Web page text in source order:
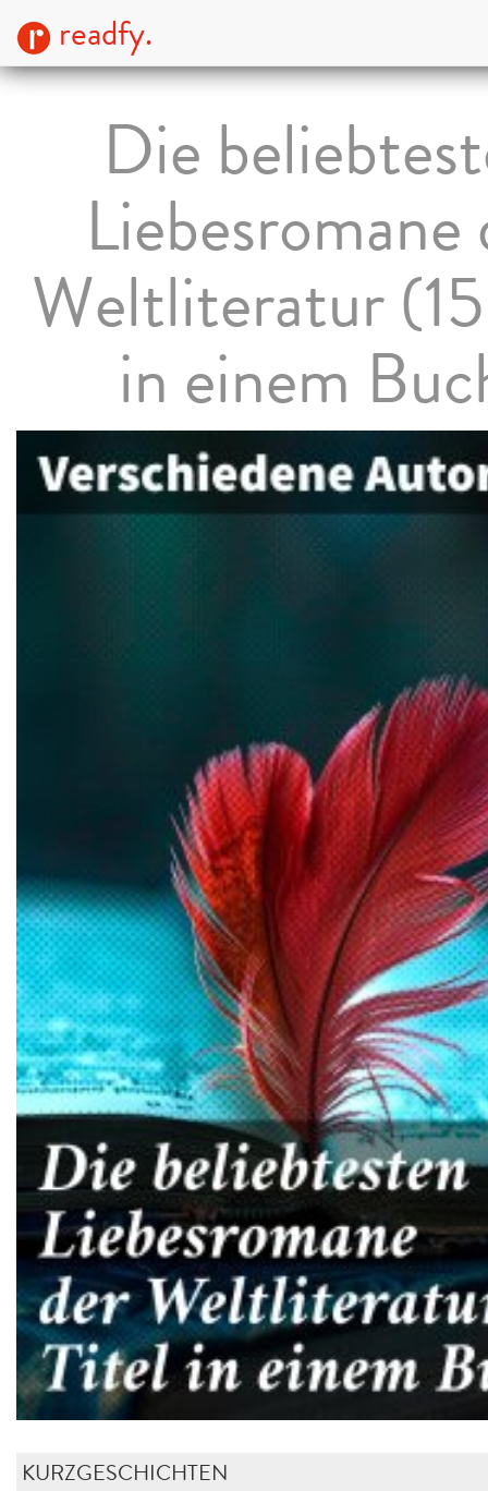
readfy.
Die
Liebesromane
Weltliteratur
in einem
KURZGESCHICHTEN